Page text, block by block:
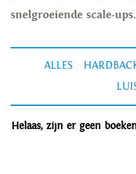
snelgroeiende scale-ups.
ALLES
Helaas, zijn er geen